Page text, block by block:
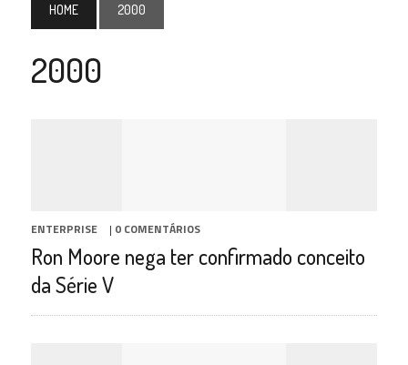
HOME 2000
2000
ENTERPRISE | 0 COMENTÁRIOS
Ron Moore nega ter confirmado conceito
da Série V